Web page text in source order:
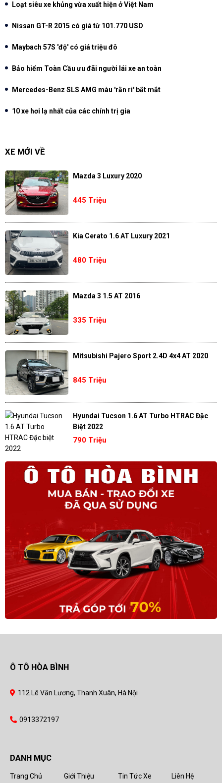
Loạt siêu xe khủng vừa xuất hiện ở Việt Nam
Nissan GT-R 2015 có giá từ 101.770 USD
Maybach 57S 'độ' có giá triệu đô
Bảo hiểm Toàn Cầu ưu đãi người lái xe an toàn
Mercedes-Benz SLS AMG màu 'rằn ri' bắt mắt
10 xe hơi lạ nhất của các chính trị gia
XE MỚI VỀ
Mazda 3 Luxury 2020
445 Triệu
Kia Cerato 1.6 AT Luxury 2021
480 Triệu
Mazda 3 1.5 AT 2016
335 Triệu
Mitsubishi Pajero Sport 2.4D 4x4 AT 2020
845 Triệu
Hyundai Tucson 1.6 AT Turbo HTRAC Đặc
Biệt 2022
790 Triệu
Ô TÔ HÒA BÌNH
112 Lê Văn Lương, Thanh Xuân, Hà Nội
0913372197
DANH MỤC
Trang Chủ Giới Thiệu Tin Tức Xe Liên Hệ